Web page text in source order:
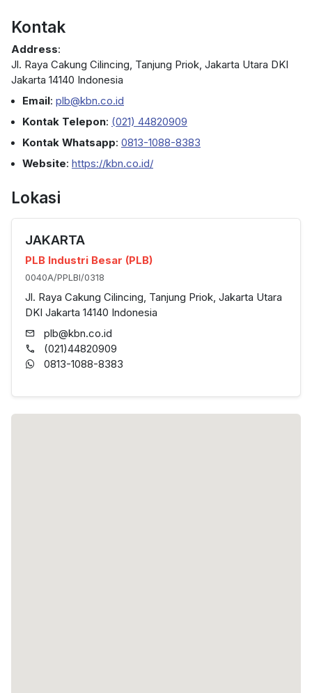
Kontak
Address:
Jl. Raya Cakung Cilincing, Tanjung Priok, Jakarta Utara DKI
Jakarta 14140 Indonesia
Email: plb@kbn.co.id
Kontak Telepon: (021) 44820909
Kontak Whatsapp: 0813-1088-8383
Website: https://kbn.co.id/
Lokasi
JAKARTA
PLB Industri Besar (PLB)
0040A/PPLBI/0318
Jl. Raya Cakung Cilincing, Tanjung Priok, Jakarta Utara
DKI Jakarta 14140 Indonesia
plb@kbn.co.id
(021)44820909
0813-1088-8383